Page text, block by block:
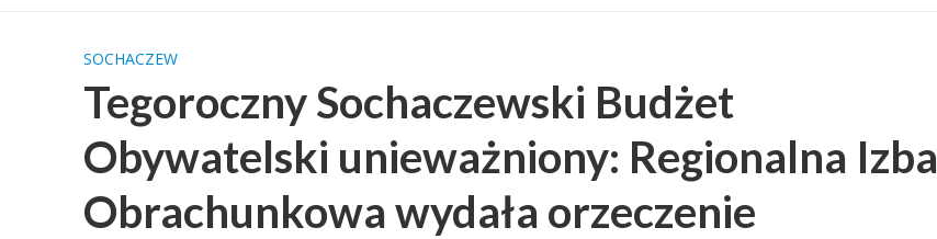
SOCHACZEW
Tegoroczny Sochaczewski Budżet
Obywatelski unieważniony: Regionalna Izba
Obrachunkowa wydała orzeczenie